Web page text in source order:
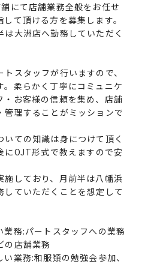
にて店舗業務全般をお任せ
て頂ける方を募集します。
大洲店へ勤務していただく
スタッフが行いますので、
柔らかく丁寧にコミュニケ
お客様の信頼を集め、店舗
理することがミッションで
いての知識は身につけて頂く
にOJT形式で教えますので安
施しており、月前半は八幡浜
ていただくことを想定して
業務:パートスタッフへの業務
の店舗業務
業務:和服類の勉強会参加、